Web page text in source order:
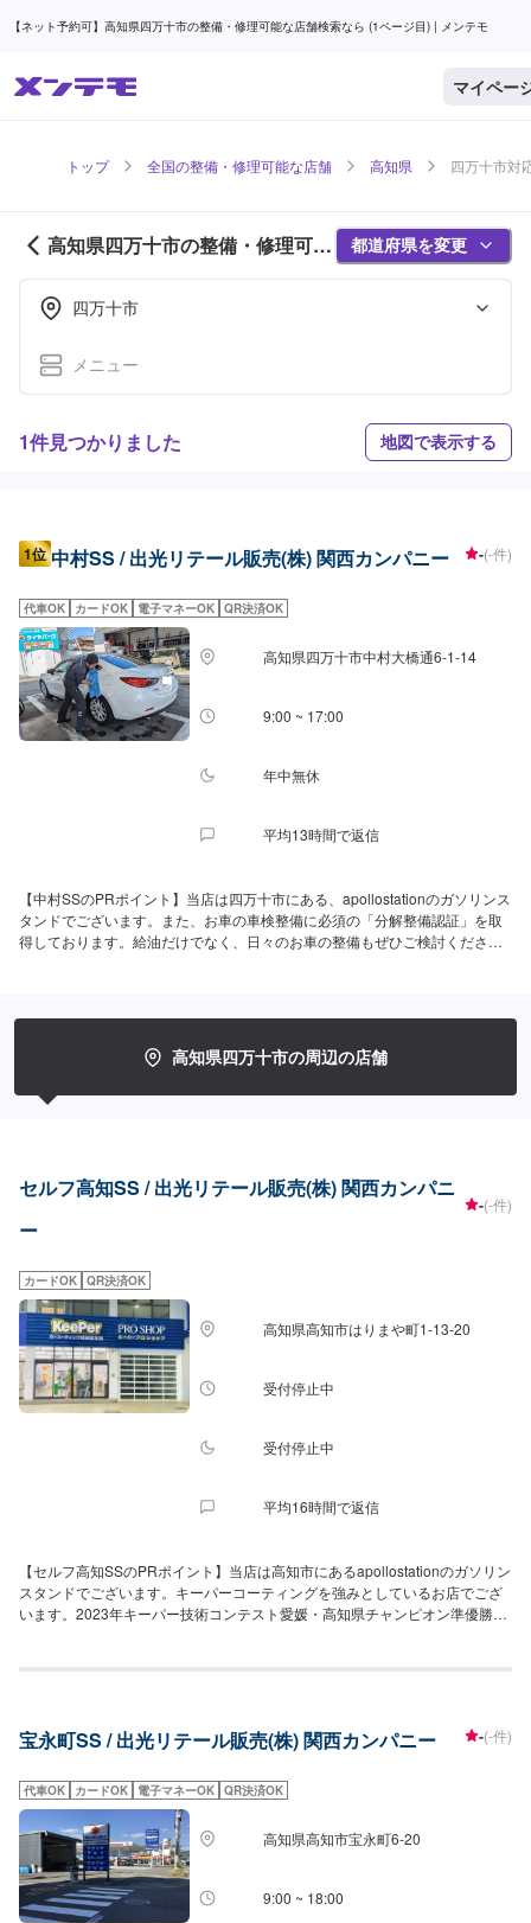
【ネット予約可】高知県四万十市の整備・修理可能な店舗検索なら (1ページ目) | メンテモ
マイペー
トップ 全国の整備・修理可能な店舗 高知県 四万十市対
高知県四万十市の整備・修理可能
な店舗紹介 (1ページ目)
都道府県を変更
四万十市
メニュー
1件見つかりました 地図で表示する
1位 中村SS / 出光リテール販売(株) 関西カンパニー -(-件)
代車OK カードOK 電子マネーOK QR決済OK
高知県四万十市中村大橋通6-1-14
9:00 ~ 17:00
年中無休
平均13時間で返信
【中村SSのPRポイント】当店は四万十市にある、apollostationのガソリンス
タンドでございます。また、お車の車検整備に必須の「分解整備認証」を取
得しております。給油だけでなく、日々のお車の整備もぜひご検討くださ
動販売機のご用意がございます。お気軽にご利用ください。【資格保持者が
在籍】当店は多数の整備士(2級整備士2名、3級整備士1名)が在籍しておりま
ております！コーティングにも自信があります！【アクセス】当店は国道
高知県四万十市の周辺の店舗
セルフ高知SS / 出光リテール販売(株) 関西カンパニ
ー
-(-件)
カードOK QR決済OK
高知県高知市はりまや町1-13-20
受付停止中
受付停止中
平均16時間で返信
【セルフ高知SSのPRポイント】当店は高知市にあるapollostationのガソリン
スタンドでございます。キーパーコーティングを強みとしているお店でござ
います。2023年キーパー技術コンテスト愛媛・高知県チャンピオン準優勝の
付時間]全日：9:00~18:00[給油営業時間]全日：7:00~22:00【サービスルーム
駅」の近くにございます。
宝永町SS / 出光リテール販売(株) 関西カンパニー -(-件)
代車OK カードOK 電子マネーOK QR決済OK
高知県高知市宝永町6-20
9:00 ~ 18:00